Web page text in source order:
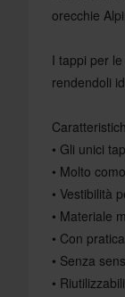
orecchie
I tappi per
rendendoli
• Gli unici
• Molto
• Vestibilità
• Materiale
• Con
• Senza
• Riutilizzabili